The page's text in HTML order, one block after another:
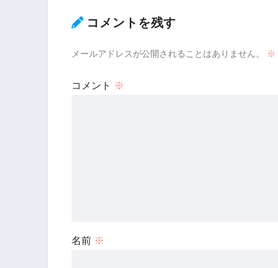
コメントを残す
メールアドレスが公開されることはありません。 ※
コメント ※
名前 ※